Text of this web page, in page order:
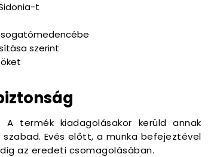
t
szerint
termék kiadagolásakor kerüld annak
Evés előtt, a munka befejeztével
az eredeti csomagolásában.